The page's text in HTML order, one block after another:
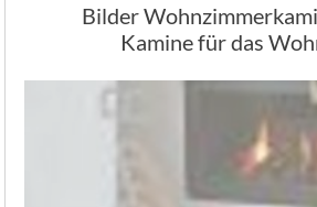
Bilder
Kamine für das